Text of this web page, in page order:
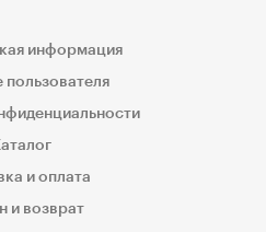
информация
пользователя
и оплата
и возврат